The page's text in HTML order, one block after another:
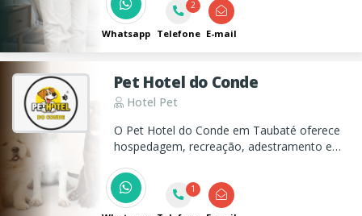
qualidade de vida e conforto aos nossos
residentes.
Whatsapp
2
Telefone E-mail
Pet Hotel do Conde
Hotel Pet
O Pet Hotel do Conde em Taubaté oferece
hospedagem, recreação, adestramento e
cuidado!
1